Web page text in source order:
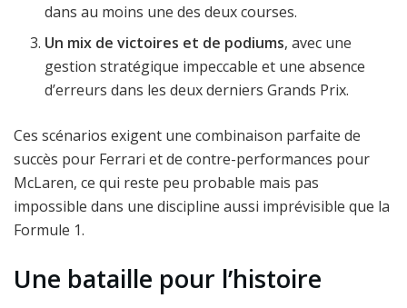
dans au moins une des deux courses.
Un mix de victoires et de podiums, avec une
gestion stratégique impeccable et une absence
d’erreurs dans les deux derniers Grands Prix.
Ces scénarios exigent une combinaison parfaite de
succès pour Ferrari et de contre-performances pour
McLaren, ce qui reste peu probable mais pas
impossible dans une discipline aussi imprévisible que la
Formule 1.
Une bataille pour l’histoire